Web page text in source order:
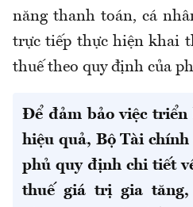
năng thanh toán, cá
trực tiếp thực hiện khai
thuế theo quy định của
Để đảm bảo việc
hiệu quả, Bộ Tài
phủ quy định chi tiết
thuế giá trị gia